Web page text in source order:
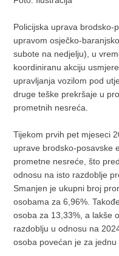
Policijska uprava brodsko-
upravom osječko-
subote na nedjelju), u
koordiniranu akciju
upravljanja vozilom pod
druge teške prekršaje u
prometnih nesreća.
Tijekom prvih pet mjeseci
uprave brodsko-posavske
prometne nesreće, što
odnosu na isto razdoblje
Smanjen je ukupni broj
osobama za 6,96%.
osoba za 13,33%, a lakše
razdoblju u odnosu na
osoba povećan je za jednu